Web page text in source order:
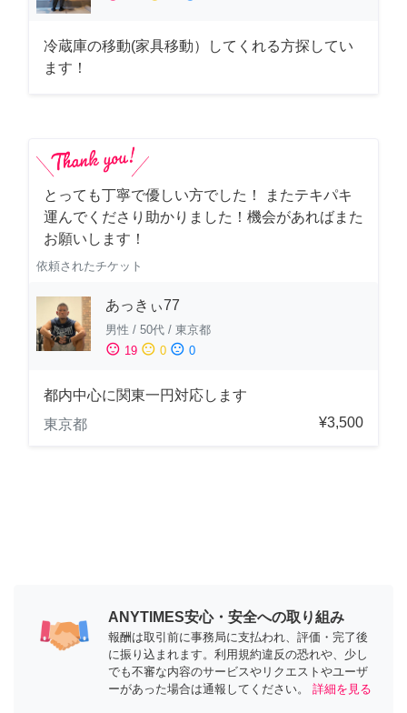
冷蔵庫の移動(家具移動）してくれる方探してい
ます！
とっても丁寧で優しい方でした！ またテキパキ
運んでくださり助かりました！機会があればまた
お願いします！
依頼されたチケット
あっきぃ77
男性 / 50代 / 東京都
sentiment_satisfied 19 sentiment_neutral 0 sentiment_dissatisfied 0
都内中心に関東一円対応します
東京都
¥3,500
ANYTIMES安心・安全への取り組み
報酬は取引前に事務局に支払われ、評価・完了後
に振り込まれます。利用規約違反の恐れや、少し
でも不審な内容のサービスやリクエストやユーザ
ーがあった場合は通報してください。
詳細を見る